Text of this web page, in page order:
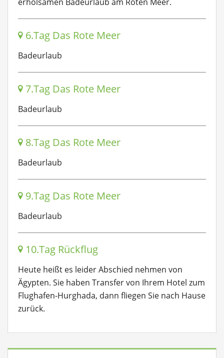
6.Tag Das Rote Meer
Badeurlaub
7.Tag Das Rote Meer
Badeurlaub
8.Tag Das Rote Meer
Badeurlaub
9.Tag Das Rote Meer
Badeurlaub
10.Tag Rückflug
Heute heißt es leider Abschied nehmen von
Ägypten. Sie haben Transfer von Ihrem Hotel zum
Flughafen-Hurghada, dann fliegen Sie nach Hause
zurück.